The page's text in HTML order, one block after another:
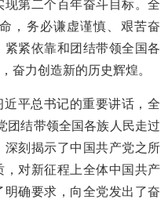
第二个百年奋斗目标。全
，务必谦虚谨慎、艰苦奋
紧依靠和团结带领全国各
奋力创造新的历史辉煌。
平总书记的重要讲话，全
团结带领全国各族人民走过
刻揭示了中国共产党之所
，对新征程上全体中国共产
确要求，向全党发出了奋